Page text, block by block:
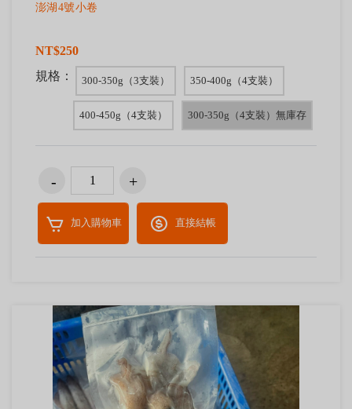
澎湖4號小卷
NT$250
規格：
300-350g（3支裝） 350-400g（4支裝）
400-450g（4支裝） 300-350g（4支裝）無庫存
加入購物車 直接結帳